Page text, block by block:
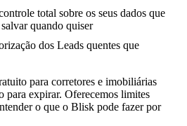
total sobre os seus dados que
quando quiser
dos Leads quentes que
para corretores e imobiliárias
para expirar. Oferecemos limites
o que o Blisk pode fazer por